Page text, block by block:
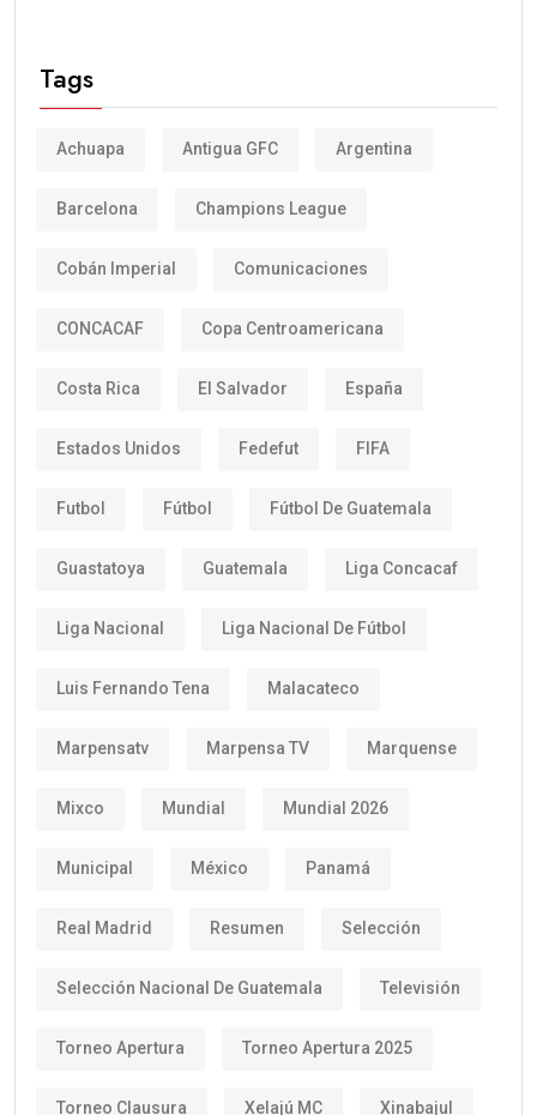
Tags
Achuapa Antigua GFC Argentina
Barcelona Champions League
Cobán Imperial Comunicaciones
CONCACAF Copa Centroamericana
Costa Rica El Salvador España
Estados Unidos Fedefut FIFA
Futbol Fútbol Fútbol De Guatemala
Guastatoya Guatemala Liga Concacaf
Liga Nacional Liga Nacional De Fútbol
Luis Fernando Tena Malacateco
Marpensatv Marpensa TV Marquense
Mixco Mundial Mundial 2026
Municipal México Panamá
Real Madrid Resumen Selección
Selección Nacional De Guatemala Televisión
Torneo Apertura Torneo Apertura 2025
Torneo Clausura Xelajú MC Xinabajul